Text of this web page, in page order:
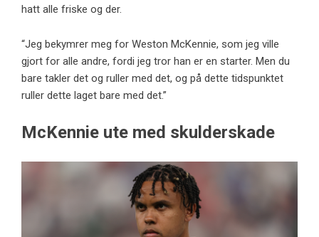
hatt alle friske og der.
“Jeg bekymrer meg for Weston McKennie, som jeg ville
gjort for alle andre, fordi jeg tror han er en starter. Men du
bare takler det og ruller med det, og på dette tidspunktet
ruller dette laget bare med det.”
McKennie ute med skulderskade